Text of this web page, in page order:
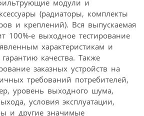
модули и
(радиаторы, комплекты
и креплений). Вся выпускаемая
100%-е выходное тестирование
характеристикам и
качества. Также
заказных устройств на
требований потребителей,
уровень выходного шума,
условия эксплуатации,
и другие значимые